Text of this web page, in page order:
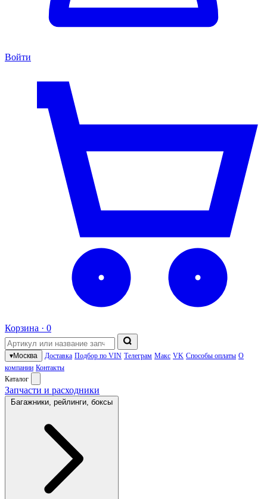
Войти
Корзина · 0
▾Москва Доставка Подбор по VIN Телеграм Макс VK Способы оплаты О
компании Контакты
Каталог
Запчасти и расходники
Багажники, рейлинги, боксы